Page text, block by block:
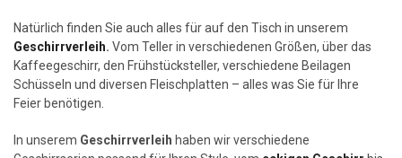
Natürlich finden Sie auch alles für auf den Tisch in unserem
Geschirrverleih. Vom Teller in verschiedenen Größen, über das
Kaffeegeschirr, den Frühstücksteller, verschiedene Beilagen
Schüsseln und diversen Fleischplatten – alles was Sie für Ihre
Feier benötigen.
In unserem Geschirrverleih haben wir verschiedene